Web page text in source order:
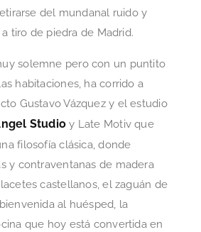
del mundanal ruido y
tiro de piedra de Madrid.
solemne pero con un puntito
habitaciones, ha corrido a
Gustavo Vázquez y el estudio
Studio y Late Motiv que
filosofía clásica, donde
y contraventanas de madera
castellanos, el zaguán de
al huésped, la
que hoy está convertida en